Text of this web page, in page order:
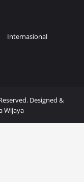
Internasional
Designed &
Wijaya